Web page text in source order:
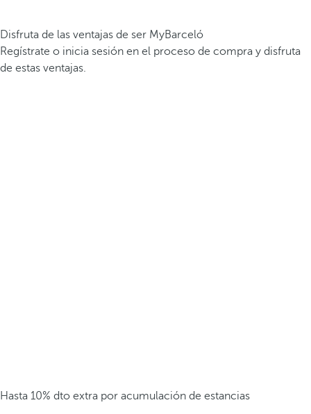
Disfruta de las ventajas de ser MyBarceló
Regístrate o inicia sesión en el proceso de compra y disfruta
de estas ventajas.
Hasta 10% dto extra por acumulación de estancias